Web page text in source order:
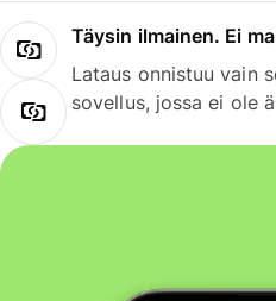
Täysin ilmainen. Ei
Lataus onnistuu vain
sovellus, jossa ei ole